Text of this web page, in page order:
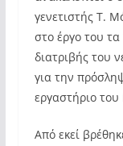
γενετιστής Τ.
στο έργο του τα
διατριβής του
για την
εργαστήριο
Από εκεί